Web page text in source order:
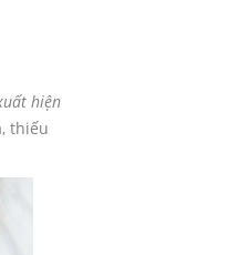
hiện
thiếu